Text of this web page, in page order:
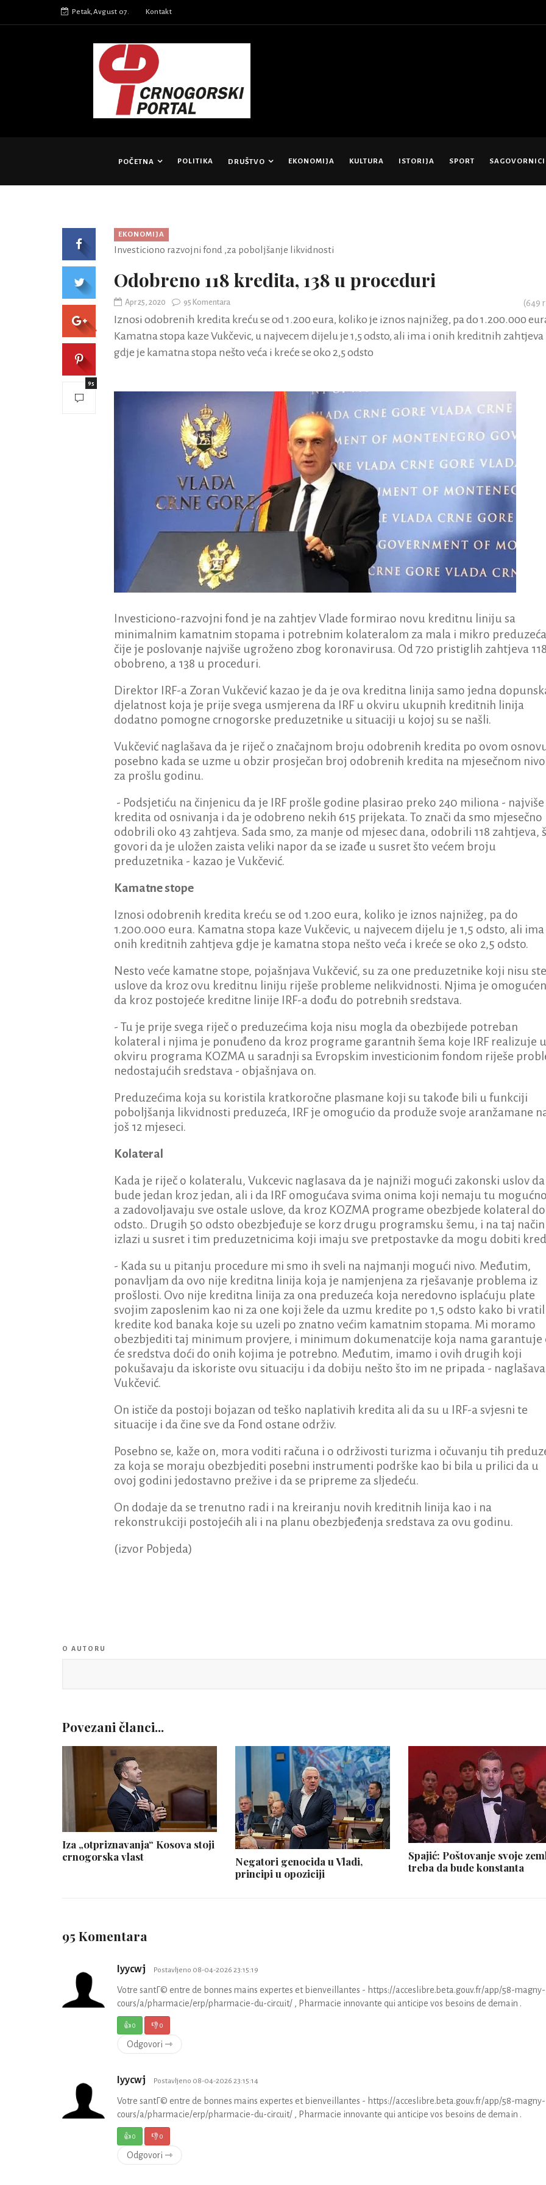
Petak,Avgust 07. Kontakt
POČETNA POLITIKA DRUŠTVO EKONOMIJA KULTURA ISTORIJA SPORT SAGOVORNICI
EKONOMIJA
Investiciono razvojni fond ,za poboljšanje likvidnosti
Odobreno 118 kredita, 138 u proceduri
Apr 25, 2020 95 Komentara (649
Iznosi odobrenih kredita kreću se od 1.200 eura, koliko je iznos najnižeg, pa do 1.200.000
Kamatna stopa kaze Vukčevic, u najvecem dijelu je 1,5 odsto, ali ima i onih kreditnih zahtjeva
gdje je kamatna stopa nešto veća i kreće se oko 2,5 odsto
Investiciono-razvojni fond je na zahtjev Vlade formirao novu kreditnu liniju sa
minimalnim kamatnim stopama i potrebnim kolateralom za mala i mikro preduzeća
čije je poslovanje najviše ugroženo zbog koronavirusa. Od 720 pristiglih zahtjeva
obobreno, a 138 u proceduri.
Direktor IRF-a Zoran Vukčević kazao je da je ova kreditna linija samo jedna
djelatnost koja je prije svega usmjerena da IRF u okviru ukupnih kreditnih linija
dodatno pomogne crnogorske preduzetnike u situaciji u kojoj su se našli.
Vukčević naglašava da je riječ o značajnom broju odobrenih kredita po ovom
posebno kada se uzme u obzir prosječan broj odobrenih kredita na mjesečnom
za prošlu godinu.
- Podsjetiću na činjenicu da je IRF prošle godine plasirao preko 240 miliona - najviše
kredita od osnivanja i da je odobreno nekih 615 prijekata. To znači da smo mjesečno
odobrili oko 43 zahtjeva. Sada smo, za manje od mjesec dana, odobrili 118 zahtjeva,
govori da je uložen zaista veliki napor da se izađe u susret što većem broju
preduzetnika - kazao je Vukčević.
Kamatne stope
Iznosi odobrenih kredita kreću se od 1.200 eura, koliko je iznos najnižeg, pa do
1.200.000 eura. Kamatna stopa kaze Vukčevic, u najvecem dijelu je 1,5 odsto, ali
onih kreditnih zahtjeva gdje je kamatna stopa nešto veća i kreće se oko 2,5 odsto.
Nesto veće kamatne stope, pojašnjava Vukčević, su za one preduzetnike koji nisu
uslove da kroz ovu kreditnu liniju riješe probleme nelikvidnosti. Njima je
da kroz postojeće kreditne linije IRF-a dođu do potrebnih sredstava.
- Tu je prije svega riječ o preduzećima koja nisu mogla da obezbijede potreban
kolateral i njima je ponuđeno da kroz programe garantnih šema koje IRF realizuje u
okviru programa KOZMA u saradnji sa Evropskim investicionim fondom riješe
nedostajućih sredstava - objašnjava on.
Preduzećima koja su koristila kratkoročne plasmane koji su takođe bili u funkciji
poboljšanja likvidnosti preduzeća, IRF je omogućio da produže svoje aranžamane
još 12 mjeseci.
Kolateral
Kada je riječ o kolateralu, Vukcevic naglasava da je najniži mogući zakonski uslov da
bude jedan kroz jedan, ali i da IRF omogućava svima onima koji nemaju tu
a zadovoljavaju sve ostale uslove, da kroz KOZMA programe obezbjede kolateral
odsto.. Drugih 50 odsto obezbjeđuje se korz drugu programsku šemu, i na taj način
izlazi u susret i tim preduzetnicima koji imaju sve pretpostavke da mogu dobiti
- Kada su u pitanju procedure mi smo ih sveli na najmanji mogući nivo. Međutim,
ponavljam da ovo nije kreditna linija koja je namjenjena za rješavanje problema iz
prošlosti. Ovo nije kreditna linija za ona preduzeća koja neredovno isplaćuju plate
svojim zaposlenim kao ni za one koji žele da uzmu kredite po 1,5 odsto kako bi
kredite kod banaka koje su uzeli po znatno većim kamatnim stopama. Mi moramo
obezbjediti taj minimum provjere, i minimum dokumenatcije koja nama garantuje
će sredstva doći do onih kojima je potrebno. Međutim, imamo i ovih drugih koji
pokušavaju da iskoriste ovu situaciju i da dobiju nešto što im ne pripada - naglašava
Vukčević.
On ističe da postoji bojazan od teško naplativih kredita ali da su u IRF-a svjesni te
situacije i da čine sve da Fond ostane održiv.
Posebno se, kaže on, mora voditi računa i o održivosti turizma i očuvanju tih
za koja se moraju obezbjediti posebni instrumenti podrške kao bi bila u prilici da u
ovoj godini jedostavno prežive i da se pripreme za sljedeću.
On dodaje da se trenutno radi i na kreiranju novih kreditnih linija kao i na
rekonstrukciji postojećih ali i na planu obezbjeđenja sredstava za ovu godinu.
(izvor Pobjeda)
95
O AUTORU
Povezani članci...
Iza „otpriznavanja“ Kosova stoji
crnogorska vlast
Negatori genocida u Vladi,
principi u opoziciji
Spajić: Poštovanje svoje
treba da bude konstanta
95 Komentara
Iyycwj Postavljeno 08-04-2026 23:15:19
Votre santГ© entre de bonnes mains expertes et bienveillantes - https://acceslibre.beta.gouv.fr/app/58-magny-
cours/a/pharmacie/erp/pharmacie-du-circuit/ , Pharmacie innovante qui anticipe vos besoins de demain .
👍0 👎0
Odgovori ⇾
Iyycwj Postavljeno 08-04-2026 23:15:14
Votre santГ© entre de bonnes mains expertes et bienveillantes - https://acceslibre.beta.gouv.fr/app/58-magny-
cours/a/pharmacie/erp/pharmacie-du-circuit/ , Pharmacie innovante qui anticipe vos besoins de demain .
👍0 👎0
Odgovori ⇾